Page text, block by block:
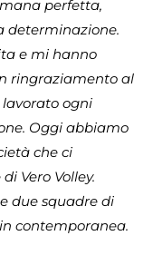
perfetta,
determinazione.
e mi hanno
ringraziamento al
ogni
Oggi abbiamo
che ci
Vero Volley.
due squadre di
contemporanea.